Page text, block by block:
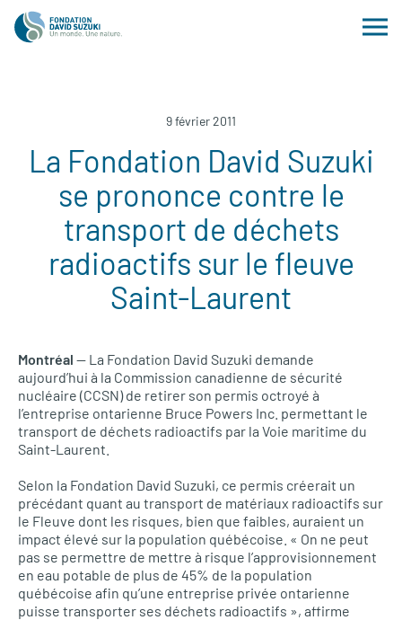
9 février 2011
La Fondation David Suzuki
se prononce contre le
transport de déchets
radioactifs sur le fleuve
Saint-Laurent
Montréal — La Fondation David Suzuki demande
aujourd’hui à la Commission canadienne de sécurité
nucléaire (CCSN) de retirer son permis octroyé à
l’entreprise ontarienne Bruce Powers Inc. permettant le
transport de déchets radioactifs par la Voie maritime du
Saint-Laurent.
Selon la Fondation David Suzuki, ce permis créerait un
précédant quant au transport de matériaux radioactifs sur
le Fleuve dont les risques, bien que faibles, auraient un
impact élevé sur la population québécoise. « On ne peut
pas se permettre de mettre à risque l’approvisionnement
en eau potable de plus de 45% de la population
québécoise afin qu’une entreprise privée ontarienne
puisse transporter ses déchets radioactifs », affirme